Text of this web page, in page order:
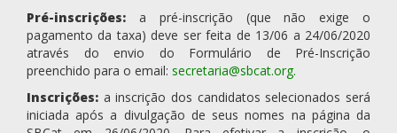
Pré-inscrições: a pré-inscrição (que não exige o
pagamento da taxa) deve ser feita de 13/06 a 24/06/2020
através do envio do Formulário de Pré-Inscrição
preenchido para o email: secretaria@sbcat.org.
Inscrições: a inscrição dos candidatos selecionados será
iniciada após a divulgação de seus nomes na página da